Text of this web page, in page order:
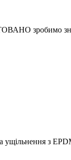
зробимо
з